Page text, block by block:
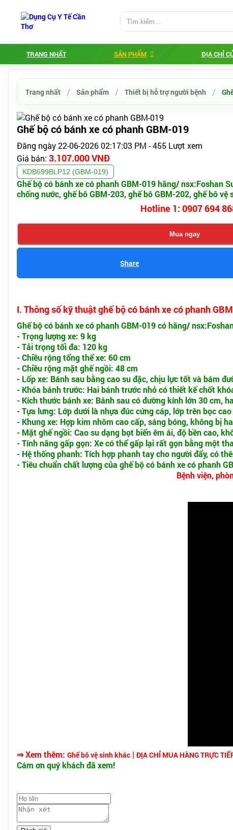
TRANG NHẤT SẢN PHẨM ĐỊA CHỈ
Trang nhất Sản phẩm Thiết bị hỗ trợ người bệnh
Ghế bộ có bánh xe có phanh GBM-019
Đăng ngày 22-06-2026 02:17:03 PM - 455 Lượt xem
Giá bán: 3.107.000 VNĐ
KDB699BLP12 (GBM-019)
Ghế bộ có bánh xe có phanh GBM-019 hãng/ nsx:Foshan
chống nước, ghế bô GBM-203, ghế bô GBM-202, ghế bô
Hotline 1: 0907 694
Mua ngay
Share
I. Thông số kỹ thuật ghế bộ có bánh xe có phanh
Ghế bộ có bánh xe có phanh GBM-019 có hãng/
- Trọng lượng xe: 9 kg
- Tải trọng tối đa: 120 kg
- Chiều rộng tổng thể xe: 60 cm
- Chiều rộng mặt ghế ngồi: 48 cm
- Lốp xe: Bánh sau bằng cao su đặc, chịu lực tốt và bám
- Khóa bánh trước: Hai bánh trước nhỏ có thiết kế chốt
- Kích thước bánh xe: Bánh sau có đường kính lớn 30 cm,
- Tựa lưng: Lớp dưới là nhựa đúc cứng cáp, lớp trên bọc
- Khung xe: Hợp kim nhôm cao cấp, sáng bóng, không bị
- Mặt ghế ngồi: Cao su dạng bọt biển êm ái, độ bền cao,
- Tính năng gấp gọn: Xe có thể gấp lại rất gọn bằng một
- Hệ thống phanh: Tích hợp phanh tay cho người đẩy, có
- Tiêu chuẩn chất lượng của ghế bộ có bánh xe có phanh
Bệnh viện,
⇒ Xem thêm: Ghế bô vệ sinh khác | ĐỊA CHỈ MUA HÀNG TRỰC
Cám ơn quý khách đã xem!